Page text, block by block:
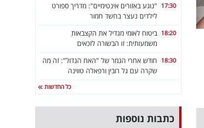
17:30 "נוגע באזורים אינטימיים": מדריך ספורט
לילדים נעצר בחשד חמור
18:20 ביטוח לאומי מגדיל את הקצבאות
משמעותית: זו הבשורה לזכאים
18:30 חודש אחרי הגמר של "האח הגדול": זה מה
שקרה עם גל רובין ורפאלה טווינה
כל החדשות
כתבות נוספות